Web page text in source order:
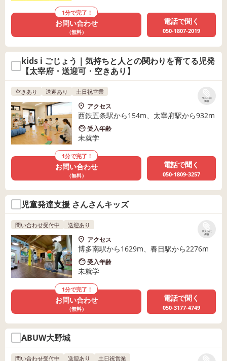
1分で完了！
お問い合わせ
（無料）
電話で聞く
050-1807-2019
kids i ごじょう｜気持ちと人との関わりを育てる児発
【太宰府・送迎可・空きあり】
リストに
保存
空きあり 送迎あり 土日祝営業
アクセス
西鉄五条駅から154m、太宰府駅から932m
受入年齢
未就学
1分で完了！
お問い合わせ
（無料）
電話で聞く
050-1809-3257
児童発達支援 さんさんキッズ
リストに
保存
問い合わせ受付中 送迎あり
アクセス
博多南駅から1629m、春日駅から2276m
受入年齢
未就学
1分で完了！
お問い合わせ
（無料）
電話で聞く
050-3177-4749
ABUW大野城
問い合わせ受付中 送迎あり 土日祝営業